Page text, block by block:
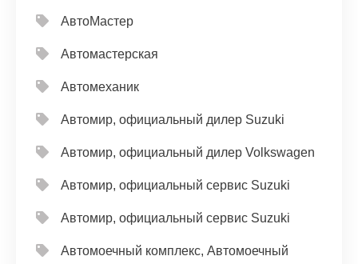
АвтоМастер
Автомастерская
Автомеханик
Автомир, официальный дилер Suzuki
Автомир, официальный дилер Volkswagen
Автомир, официальный сервис Suzuki
Автомир, официальный сервис Suzuki
Автомоечный комплекс, Автомоечный